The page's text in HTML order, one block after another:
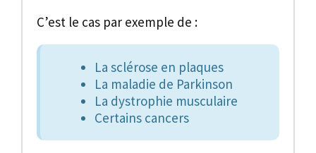
C’est le cas par exemple de :
La sclérose en plaques
La maladie de Parkinson
La dystrophie musculaire
Certains cancers